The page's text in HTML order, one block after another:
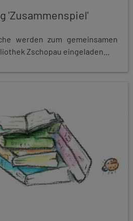
'Zusammenspiel'
werden zum gemeinsamen
Zschopau eingeladen...